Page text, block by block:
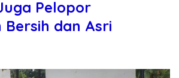
Pelopor
Bersih dan Asri